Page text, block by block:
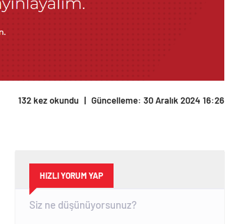
132 kez okundu | Güncelleme: 30 Aralık 2024 16:26
HIZLI YORUM YAP